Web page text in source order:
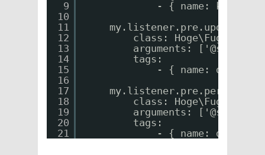
9
10
11
12
13
14
15
16
17
18
19
20
21
- { name:
my.listener.pre.update:
class:
arguments:
tags:
- { name:
my.listener.pre.persist:
class:
arguments:
tags:
- { name: